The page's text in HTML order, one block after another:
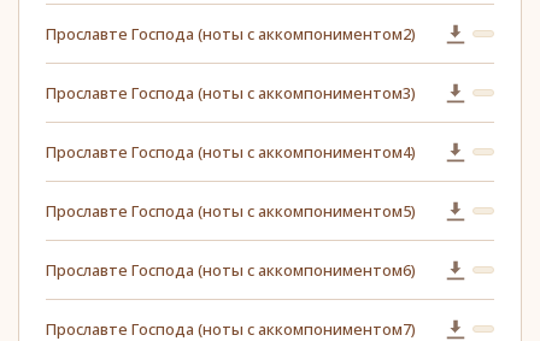
Прославте Господа (ноты с аккомпониментом2)
Прославте Господа (ноты с аккомпониментом3)
Прославте Господа (ноты с аккомпониментом4)
Прославте Господа (ноты с аккомпониментом5)
Прославте Господа (ноты с аккомпониментом6)
Прославте Господа (ноты с аккомпониментом7)